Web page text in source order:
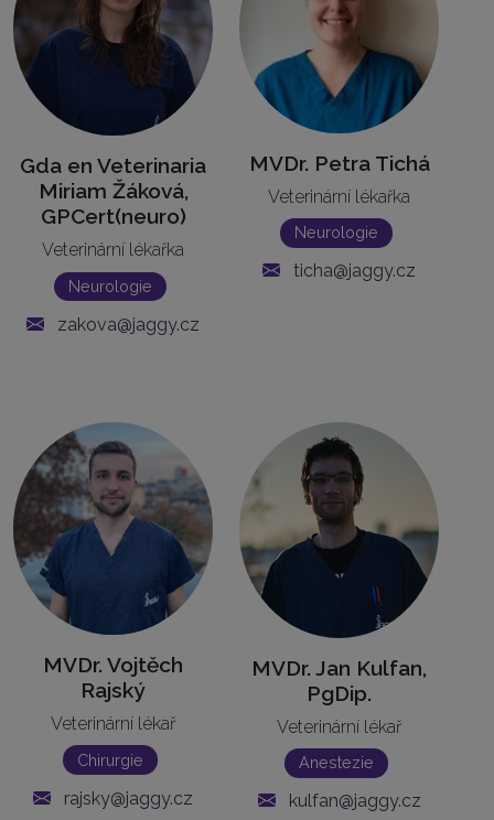
Gda en Veterinaria
Miriam Žáková,
GPCert(neuro)
Veterinární lékařka
Neurologie
zakova@jaggy.cz
MVDr. Petra Tichá
Veterinární lékařka
Neurologie
ticha@jaggy.cz
MVDr. Vojtěch
Rajský
Veterinární lékař
Chirurgie
rajsky@jaggy.cz
MVDr. Jan Kulfan,
PgDip.
Veterinární lékař
Anestezie
kulfan@jaggy.cz